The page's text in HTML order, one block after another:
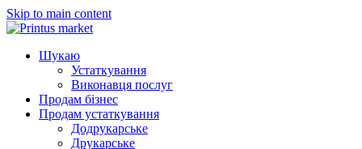
Skip to main content
Шукаю
Устаткування
Виконавця послуг
Продам бізнес
Продам устаткування
Додрукарське
Друкарське